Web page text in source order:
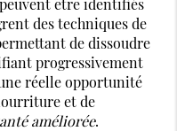
être identifiés
des techniques de
de dissoudre
progressivement
réelle opportunité
et de
améliorée.